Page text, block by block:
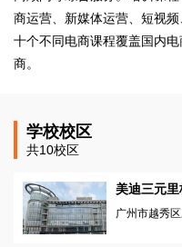
商运营、新媒体运营、短视
十个不同电商课程覆盖国内
商。
学校校区
共10校区
美迪三元里
广州市越秀